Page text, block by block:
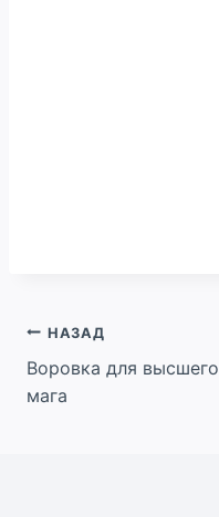
Навигация
по
НАЗАД
Воровка для высшего
мага